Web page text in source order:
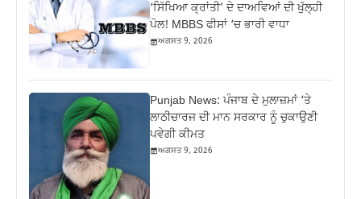
‘ਸਿੱਖਿਆ ਕ੍ਰਾਂਤੀ’ ਦੇ ਦਾਅਵਿਆਂ ਦੀ ਖੁੱਲ੍ਹੀ
ਪੋਲ! MBBS ਫੀਸਾਂ ‘ਚ ਭਾਰੀ ਵਾਧਾ
ਅਗਸਤ 9, 2026
Punjab News: ਪੰਜਾਬ ਦੇ ਮੁਲਾਜ਼ਮਾਂ ‘ਤੇ
ਲਾਠੀਚਾਰਜ ਦੀ ਮਾਨ ਸਰਕਾਰ ਨੂੰ ਚੁਕਾਉਣੀ
ਪਵੇਗੀ ਕੀਮਤ
ਅਗਸਤ 9, 2026